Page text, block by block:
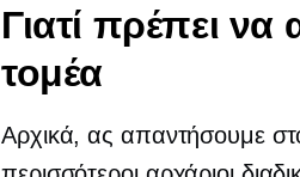
Γιατί πρέπει
τομέα
Αρχικά, ας απαντήσουμε